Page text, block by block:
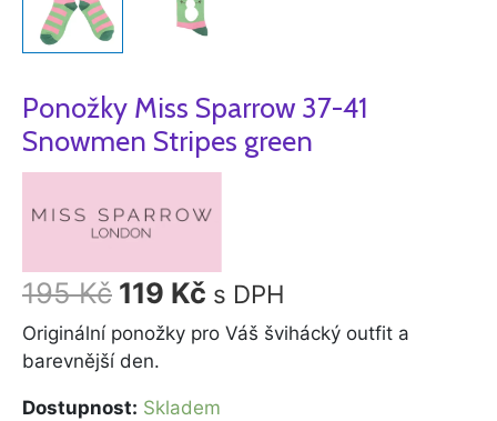
Ponožky Miss Sparrow 37-41
Snowmen Stripes green
195Kč 119 Kč s DPH
Originální ponožky pro Váš švihácký outfit a
barevnější den.
Dostupnost: Skladem